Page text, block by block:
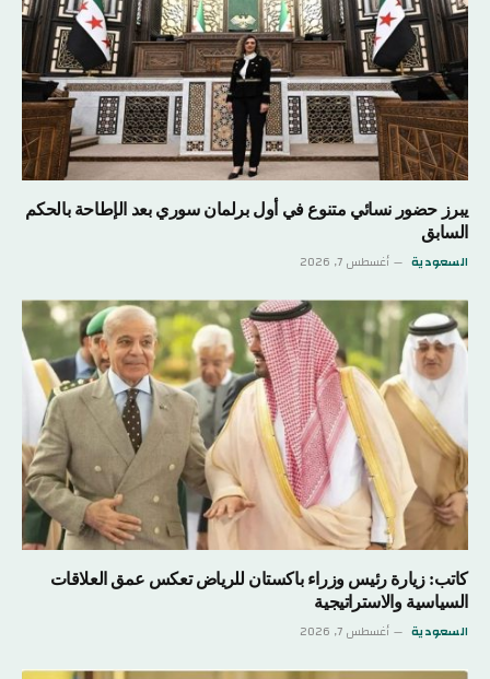
يبرز حضور نسائي متنوع في أول برلمان سوري بعد الإطاحة بالحكم
السابق
السعودية أغسطس 7, 2026
كاتب: زيارة رئيس وزراء باكستان للرياض تعكس عمق العلاقات
السياسية والاستراتيجية
السعودية أغسطس 7, 2026